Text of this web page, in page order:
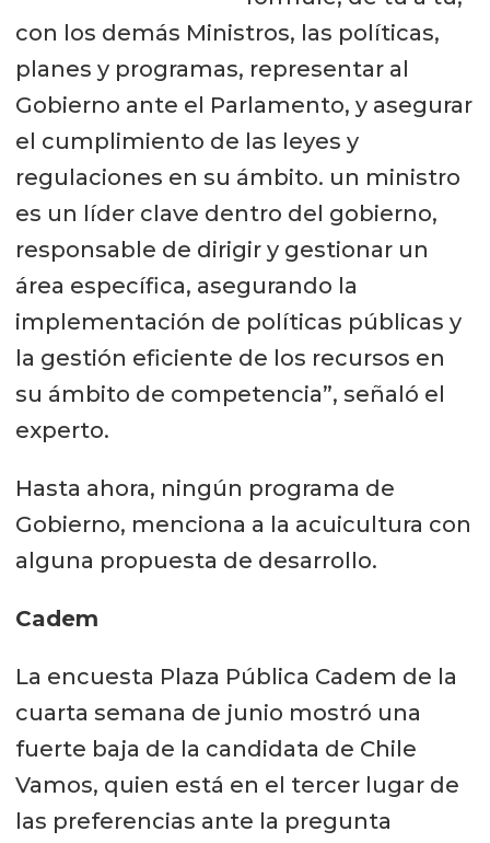
salmonicultura”
con los demás Ministros, las políticas,
planes y programas, representar al
Gobierno ante el Parlamento, y asegurar
el cumplimiento de las leyes y
regulaciones en su ámbito. un ministro
es un líder clave dentro del gobierno,
responsable de dirigir y gestionar un
área específica, asegurando la
implementación de políticas públicas y
la gestión eficiente de los recursos en
su ámbito de competencia”, señaló el
experto.
Hasta ahora, ningún programa de
Gobierno, menciona a la acuicultura con
alguna propuesta de desarrollo.
Cadem
La encuesta Plaza Pública Cadem de la
cuarta semana de junio mostró una
fuerte baja de la candidata de Chile
Vamos, quien está en el tercer lugar de
las preferencias ante la pregunta